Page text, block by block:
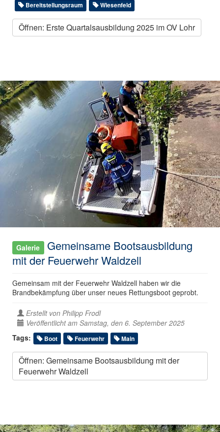
Bereitstellungsraum
Wiesenfeld
Öffnen: Erste Quartalsausbildung 2025 im OV Lohr
Galerie
Gemeinsame Bootsausbildung
mit der Feuerwehr Waldzell
Gemeinsam mit der Feuerwehr Waldzell haben wir die
Brandbekämpfung über unser neues Rettungsboot geprobt.
Erstellt von Philipp Frodl
Veröffentlicht am Samstag, den 6. September 2025
Tags:
Boot Feuerwehr Main
Öffnen: Gemeinsame Bootsausbildung mit der
Feuerwehr Waldzell